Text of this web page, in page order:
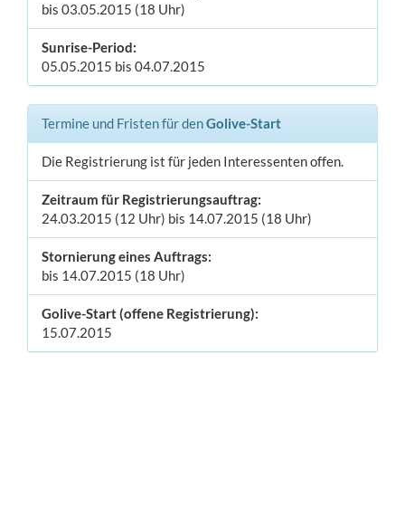
bis 03.05.2015 (18 Uhr)
Sunrise-Period:
05.05.2015 bis 04.07.2015
Termine und Fristen für denGolive-Start
Die Registrierung ist für jeden Interessenten offen.
Zeitraum für Registrierungsauftrag:
24.03.2015 (12 Uhr) bis 14.07.2015 (18 Uhr)
Stornierung eines Auftrags:
bis 14.07.2015 (18 Uhr)
Golive-Start (offene Registrierung):
15.07.2015